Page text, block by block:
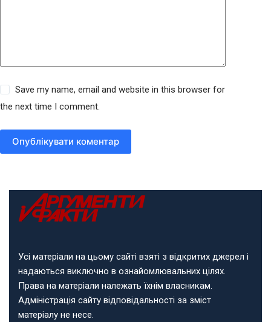
Save my name, email and website in this browser for
the next time I comment.
Опублікувати коментар
Усі матеріали на цьому сайті взяті з відкритих джерел і
надаються виключно в ознайомлювальних цілях.
Права на матеріали належать їхнім власникам.
Адміністрація сайту відповідальності за зміст
матеріалу не несе.